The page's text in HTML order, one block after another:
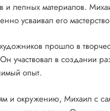
и лепных материалов.
усваивал его
прошло в
участвовал в создании
опыт.
и окружению, Михаил с